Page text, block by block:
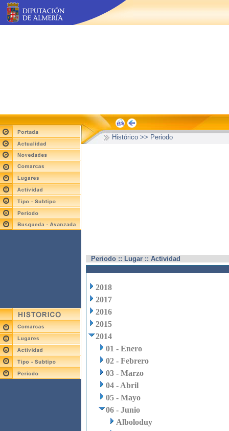
Histórico >> Periodo
Periodo :: Lugar :: Actividad
2018
2017
2016
2015
2014
01 - Enero
02 - Febrero
03 - Marzo
04 - Abril
05 - Mayo
06 - Junio
Alboloduy